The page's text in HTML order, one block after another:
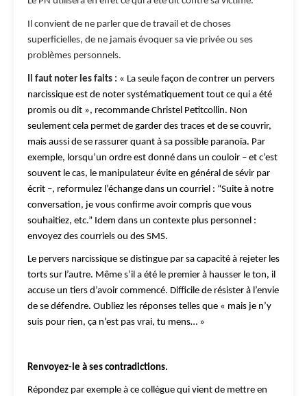
Il convient de ne parler que de travail et de choses
superficielles, de ne jamais évoquer sa vie privée ou ses
problèmes personnels.
Il faut noter les faits : « La seule façon de contrer un pervers
narcissique est de noter systématiquement tout ce qui a été
promis ou dit », recommande Christel Petitcollin. Non
seulement cela permet de garder des traces et de se couvrir,
mais aussi de se rassurer quant à sa possible paranoïa. Par
exemple, lorsqu’un ordre est donné dans un couloir – et c’est
souvent le cas, le manipulateur évite en général de sévir par
écrit –, reformulez l’échange dans un courriel : “Suite à notre
conversation, je vous confirme avoir compris que vous
souhaitiez, etc.” Idem dans un contexte plus personnel :
envoyez des courriels ou des SMS.
Le pervers narcissique se distingue par sa capacité à rejeter les
torts sur l’autre. Même s’il a été le premier à hausser le ton, il
accuse un tiers d’avoir commencé. Difficile de résister à l’envie
de se défendre. Oubliez les réponses telles que « mais je n’y
suis pour rien, ça n’est pas vrai, tu mens… »
Renvoyez-le à ses contradictions.
Répondez par exemple à ce collègue qui vient de mettre en